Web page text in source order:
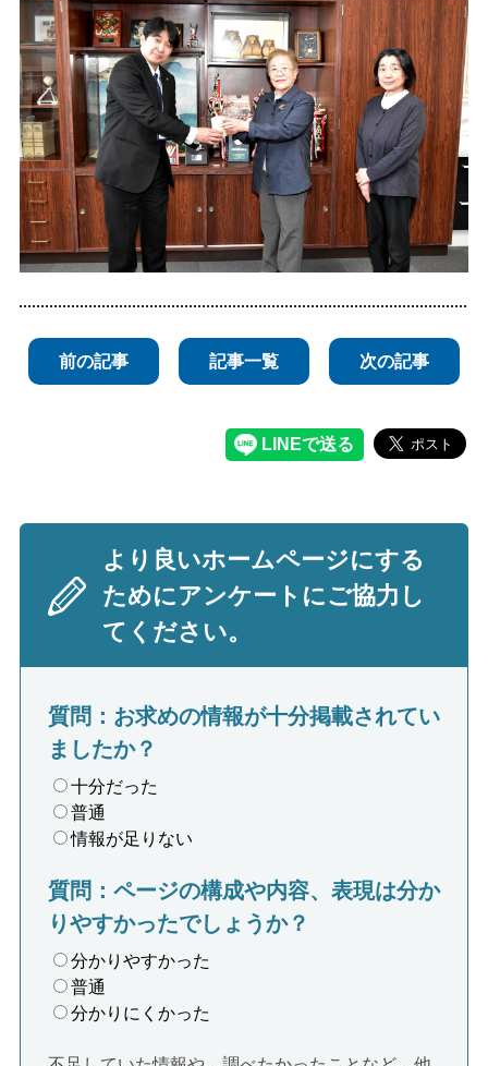
前の記事 記事一覧 次の記事
より良いホームページにする
ためにアンケートにご協力し
てください。
質問：お求めの情報が十分掲載されてい
ましたか？
十分だった
普通
情報が足りない
質問：ページの構成や内容、表現は分か
りやすかったでしょうか？
分かりやすかった
普通
分かりにくかった